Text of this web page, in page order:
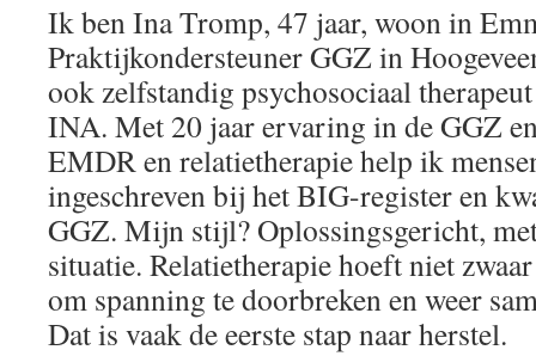
Ik ben Ina Tromp, 47 jaar, woon in
Praktijkondersteuner GGZ in
ook zelfstandig psychosociaal
INA. Met 20 jaar ervaring in de GGZ
EMDR en relatietherapie help ik
ingeschreven bij het BIG-register en
GGZ. Mijn stijl? Oplossingsgericht,
situatie. Relatietherapie hoeft niet
om spanning te doorbreken en weer
Dat is vaak de eerste stap naar herstel.